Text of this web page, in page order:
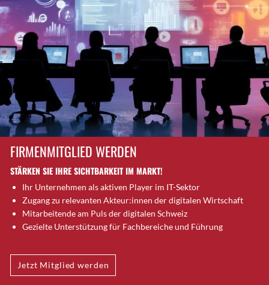
Brugg AG
Brütten
Bubendorf
Bubikon
Burgdorf
Bäretswil
Bülach
Cazis
Cham
Chur
Crissier
Davos Platz
Dietikon
Dietlikon
FIRMENMITGLIED WERDEN
STÄRKEN SIE IHRE SICHTBARKEIT IM MARKT!
Ihr Unternehmen als aktiven Player im IT-Sektor
Zugang zu relevanten Akteur:innen der digitalen Wirtschaft
Mitarbeitende am Puls der digitalen Schweiz
Gezielte Unterstützung für Fachbereiche und Führung
Jetzt Mitglied werden